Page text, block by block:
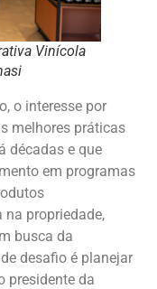
Vinícola
o interesse por
melhores práticas
décadas e que
em programas
propriedade,
busca da
desafio é planejar
presidente da